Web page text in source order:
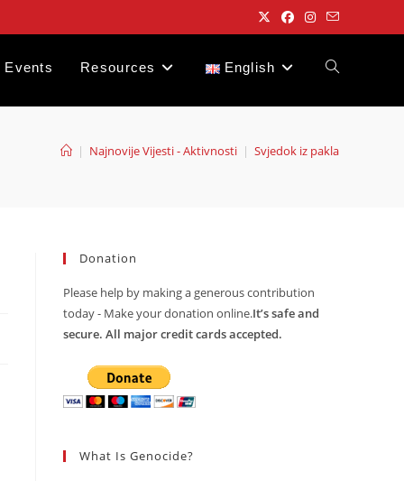
Events Resources English Toggle
| Najnovije Vijesti - Aktivnosti | Svjedok iz pakla
Donation
Please help by making a generous contribution
today - Make your donation online.It’s safe and
secure. All major credit cards accepted.
What Is Genocide?